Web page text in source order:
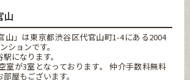
山
山」は東京都渋谷区代官山町1-4にある2004
ションです。
になります。
室が3室となっております。 仲介手数料無料
屋もございます。